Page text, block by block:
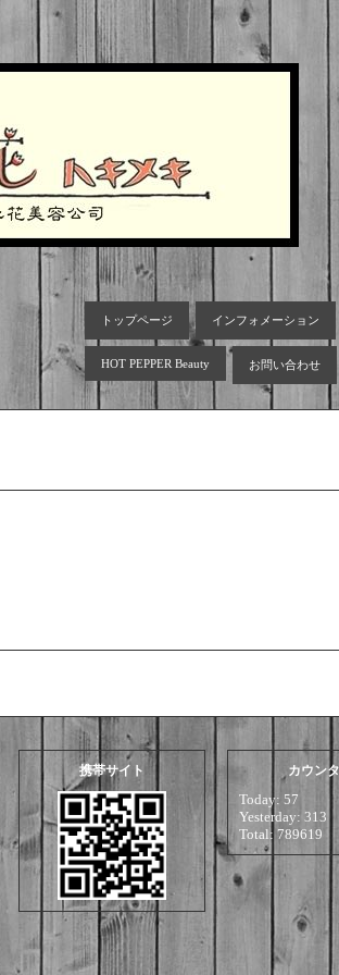
トップページ インフォメーション
HOT PEPPER Beauty お問い合わせ
携帯サイト カウン
Today: 57
Yesterday: 313
Total: 789619